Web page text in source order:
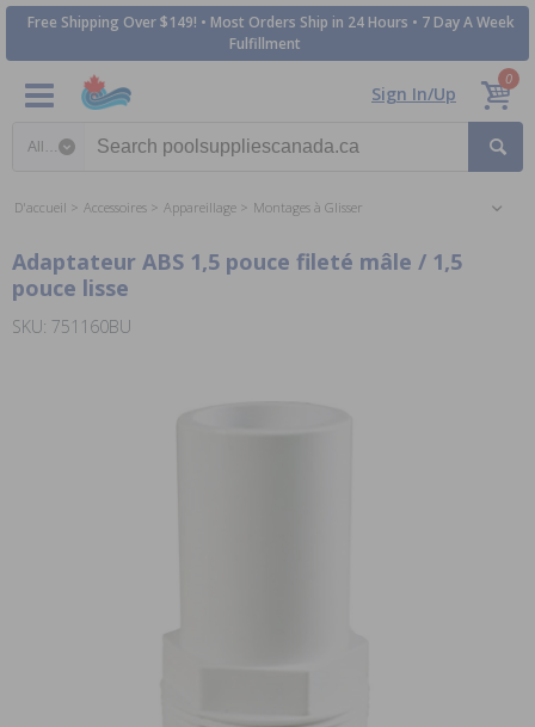
Free Shipping Over $149! • Most Orders Ship in 24 Hours • 7 Day A Week
Fulfillment
Sign In/Up
0
D'accueil Accessoires Appareillage Montages à Glisser
Adaptateur ABS 1,5 pouce fileté mâle / 1,5
pouce lisse
SKU: 751160BU